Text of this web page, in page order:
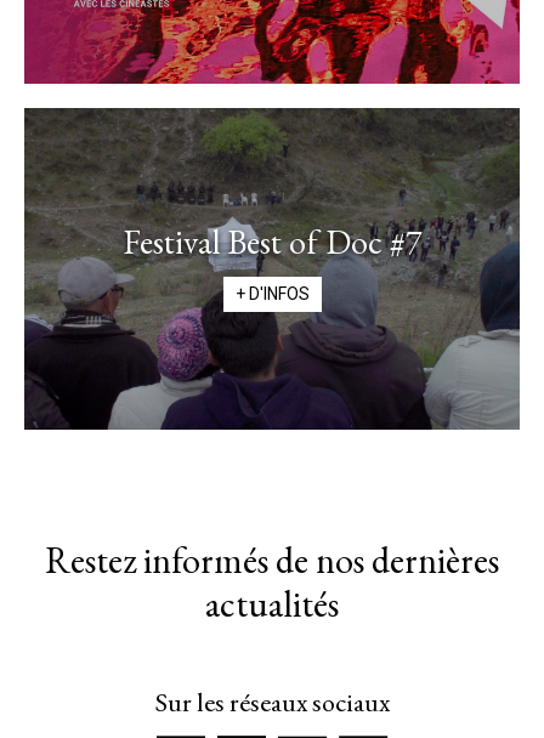
Festival Best of Doc #7
+ D'INFOS
Restez informés de nos dernières
actualités
Sur les réseaux sociaux